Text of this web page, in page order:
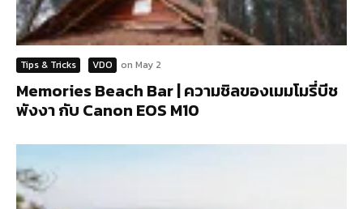
Tips & Tricks VDO on May 2
Memories Beach Bar | ความชิลของเมมโมรี่บีช
พังงา กับ Canon EOS M10